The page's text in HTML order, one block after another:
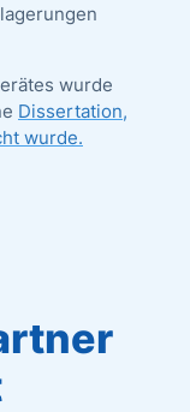
wurde
Dissertation,
wurde.